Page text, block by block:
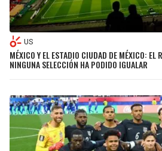
US
MÉXICO Y EL ESTADIO CIUDAD DE MÉXICO: EL
NINGUNA SELECCIÓN HA PODIDO IGUALAR